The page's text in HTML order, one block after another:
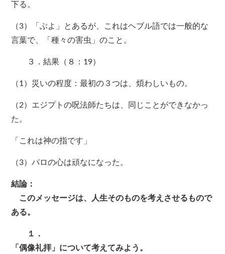
下る。
（3）「ぶよ」とあるが、これはヘブル語では一般的な
言葉で、「種々の害虫」のこと。
３．結果（８：19）
（1）災いの程度：最初の３つは、煩わしいもの。
（2）エジプトの呪法師たちは、同じことができなかっ
た。
「これは神の指です」
（3）パロの心は頑なになった。
結論：
このメッセージは、人生そのものを考えさせるもので
ある。
１．
「偶像礼拝」について考えてみよう。